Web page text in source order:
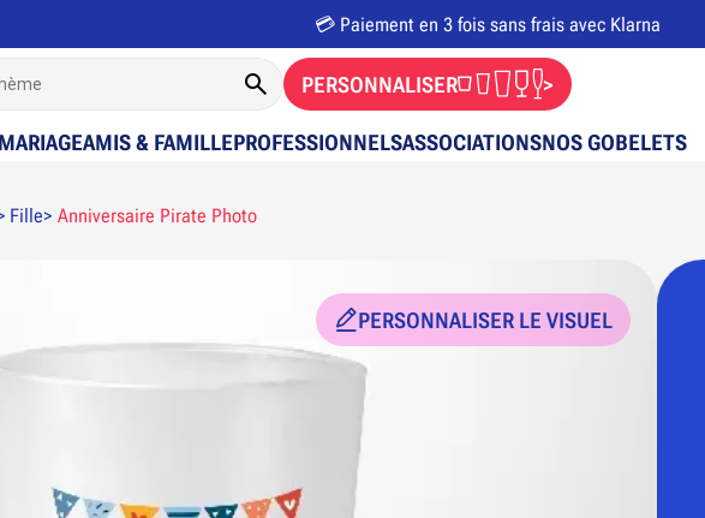
💳 Paiement en 3 fois sans frais avec Klarna
PERSONNALISER >
MARIAGEAMIS & FAMILLEPROFESSIONNELSASSOCIATIONSNOS GOBELETS
Fille Anniversaire Pirate Photo
PERSONNALISER LE VISUEL